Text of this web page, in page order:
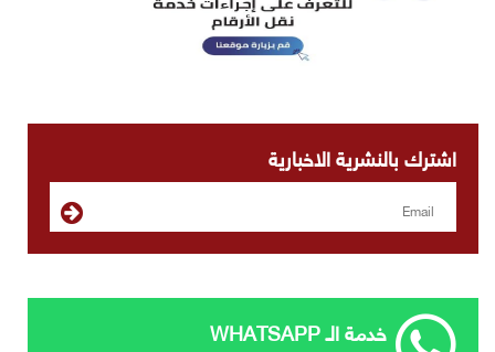
اشترك بالنشرية الاخبارية
خدمة الـ WHATSAPP